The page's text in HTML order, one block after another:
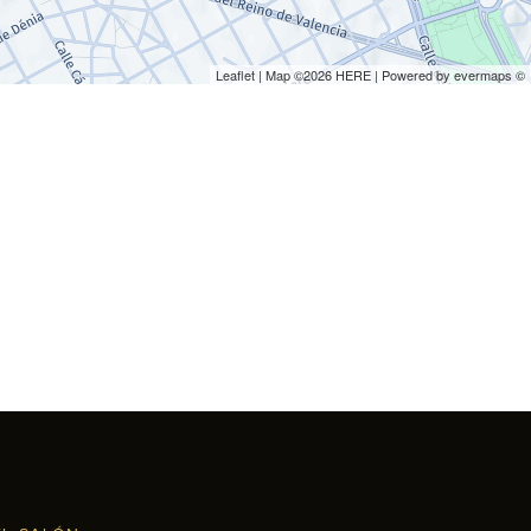
Leaflet | Map ©2026 HERE | Powered by evermaps ©